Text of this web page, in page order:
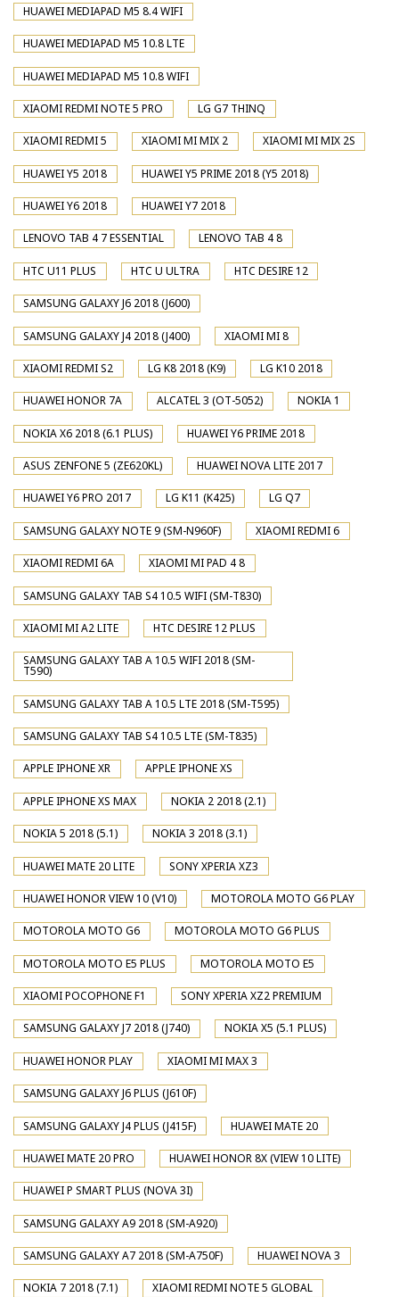
HUAWEI MEDIAPAD M5 8.4 WIFI
HUAWEI MEDIAPAD M5 10.8 LTE
HUAWEI MEDIAPAD M5 10.8 WIFI
XIAOMI REDMI NOTE 5 PRO LG G7 THINQ
XIAOMI REDMI 5 XIAOMI MI MIX 2 XIAOMI MI MIX 2S
HUAWEI Y5 2018 HUAWEI Y5 PRIME 2018 (Y5 2018)
HUAWEI Y6 2018 HUAWEI Y7 2018
LENOVO TAB 4 7 ESSENTIAL LENOVO TAB 4 8
HTC U11 PLUS HTC U ULTRA HTC DESIRE 12
SAMSUNG GALAXY J6 2018 (J600)
SAMSUNG GALAXY J4 2018 (J400) XIAOMI MI 8
XIAOMI REDMI S2 LG K8 2018 (K9) LG K10 2018
HUAWEI HONOR 7A ALCATEL 3 (OT-5052) NOKIA 1
NOKIA X6 2018 (6.1 PLUS) HUAWEI Y6 PRIME 2018
ASUS ZENFONE 5 (ZE620KL) HUAWEI NOVA LITE 2017
HUAWEI Y6 PRO 2017 LG K11 (K425) LG Q7
SAMSUNG GALAXY NOTE 9 (SM-N960F) XIAOMI REDMI 6
XIAOMI REDMI 6A XIAOMI MI PAD 4 8
SAMSUNG GALAXY TAB S4 10.5 WIFI (SM-T830)
XIAOMI MI A2 LITE HTC DESIRE 12 PLUS
SAMSUNG GALAXY TAB A 10.5 WIFI 2018 (SM-
T590)
SAMSUNG GALAXY TAB A 10.5 LTE 2018 (SM-T595)
SAMSUNG GALAXY TAB S4 10.5 LTE (SM-T835)
APPLE IPHONE XR APPLE IPHONE XS
APPLE IPHONE XS MAX NOKIA 2 2018 (2.1)
NOKIA 5 2018 (5.1) NOKIA 3 2018 (3.1)
HUAWEI MATE 20 LITE SONY XPERIA XZ3
HUAWEI HONOR VIEW 10 (V10) MOTOROLA MOTO G6 PLAY
MOTOROLA MOTO G6 MOTOROLA MOTO G6 PLUS
MOTOROLA MOTO E5 PLUS MOTOROLA MOTO E5
XIAOMI POCOPHONE F1 SONY XPERIA XZ2 PREMIUM
SAMSUNG GALAXY J7 2018 (J740) NOKIA X5 (5.1 PLUS)
HUAWEI HONOR PLAY XIAOMI MI MAX 3
SAMSUNG GALAXY J6 PLUS (J610F)
SAMSUNG GALAXY J4 PLUS (J415F) HUAWEI MATE 20
HUAWEI MATE 20 PRO HUAWEI HONOR 8X (VIEW 10 LITE)
HUAWEI P SMART PLUS (NOVA 3I)
SAMSUNG GALAXY A9 2018 (SM-A920)
SAMSUNG GALAXY A7 2018 (SM-A750F) HUAWEI NOVA 3
NOKIA 7 2018 (7.1) XIAOMI REDMI NOTE 5 GLOBAL